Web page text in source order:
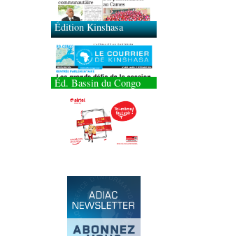
Éd. Bassin du Congo